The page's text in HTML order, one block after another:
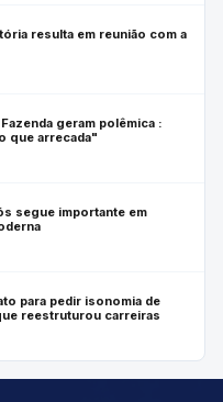
resulta em reunião com a
geram polêmica :
que arrecada"
segue importante em
para pedir isonomia de
reestruturou carreiras